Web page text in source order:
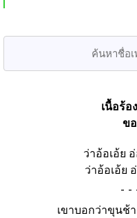
เนื้อร้อ
ข
ว่าอ้อเอ้ย
ว่าอ้อเอ้ย
เขาบอกว่าขุนช้